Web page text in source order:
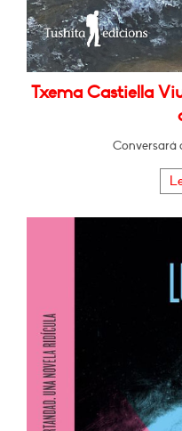
Txema Castiella
Conversará